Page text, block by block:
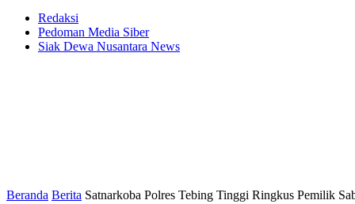
Redaksi
Pedoman Media Siber
Siak Dewa Nusantara News
Beranda Berita Satnarkoba Polres Tebing Tinggi Ringkus Pemilik